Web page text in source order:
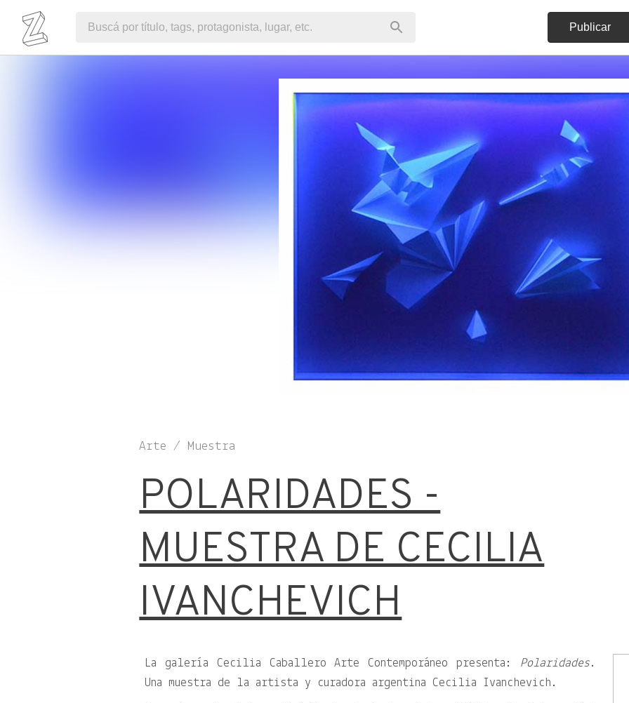
Publicar
Arte / Muestra
POLARIDADES -
MUESTRA DE CECILIA
IVANCHEVICH
La galería Cecilia Caballero Arte Contemporáneo presenta: Polaridades.
Una muestra de la artista y curadora argentina Cecilia Ivanchevich.